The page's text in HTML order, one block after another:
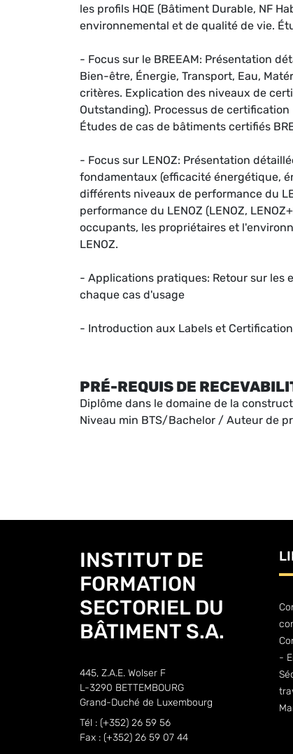
les profils HQE (Bâtiment Durable, NF
environnemental et de qualité de vie.
- Focus sur le BREEAM: Présentation
Bien-être, Énergie, Transport, Eau,
critères. Explication des niveaux de
Outstanding). Processus de certification
Études de cas de bâtiments certifiés
- Focus sur LENOZ: Présentation
fondamentaux (efficacité énergétique,
différents niveaux de performance du
performance du LENOZ (LENOZ,
occupants, les propriétaires et
LENOZ.
- Applications pratiques: Retour sur les
chaque cas d'usage
- Introduction aux Labels et
PRÉ-REQUIS DE
Diplôme dans le domaine de la
Niveau min BTS/Bachelor / Auteur de
INSTITUT DE
FORMATION
SECTORIEL DU
BÂTIMENT S.A.
445, Z.A.E. Wolser F
L-3290 BETTEMBOURG
Grand-Duché de Luxembourg
Tél : (+352) 26 59 56
Fax : (+352) 26 59 07 44
-